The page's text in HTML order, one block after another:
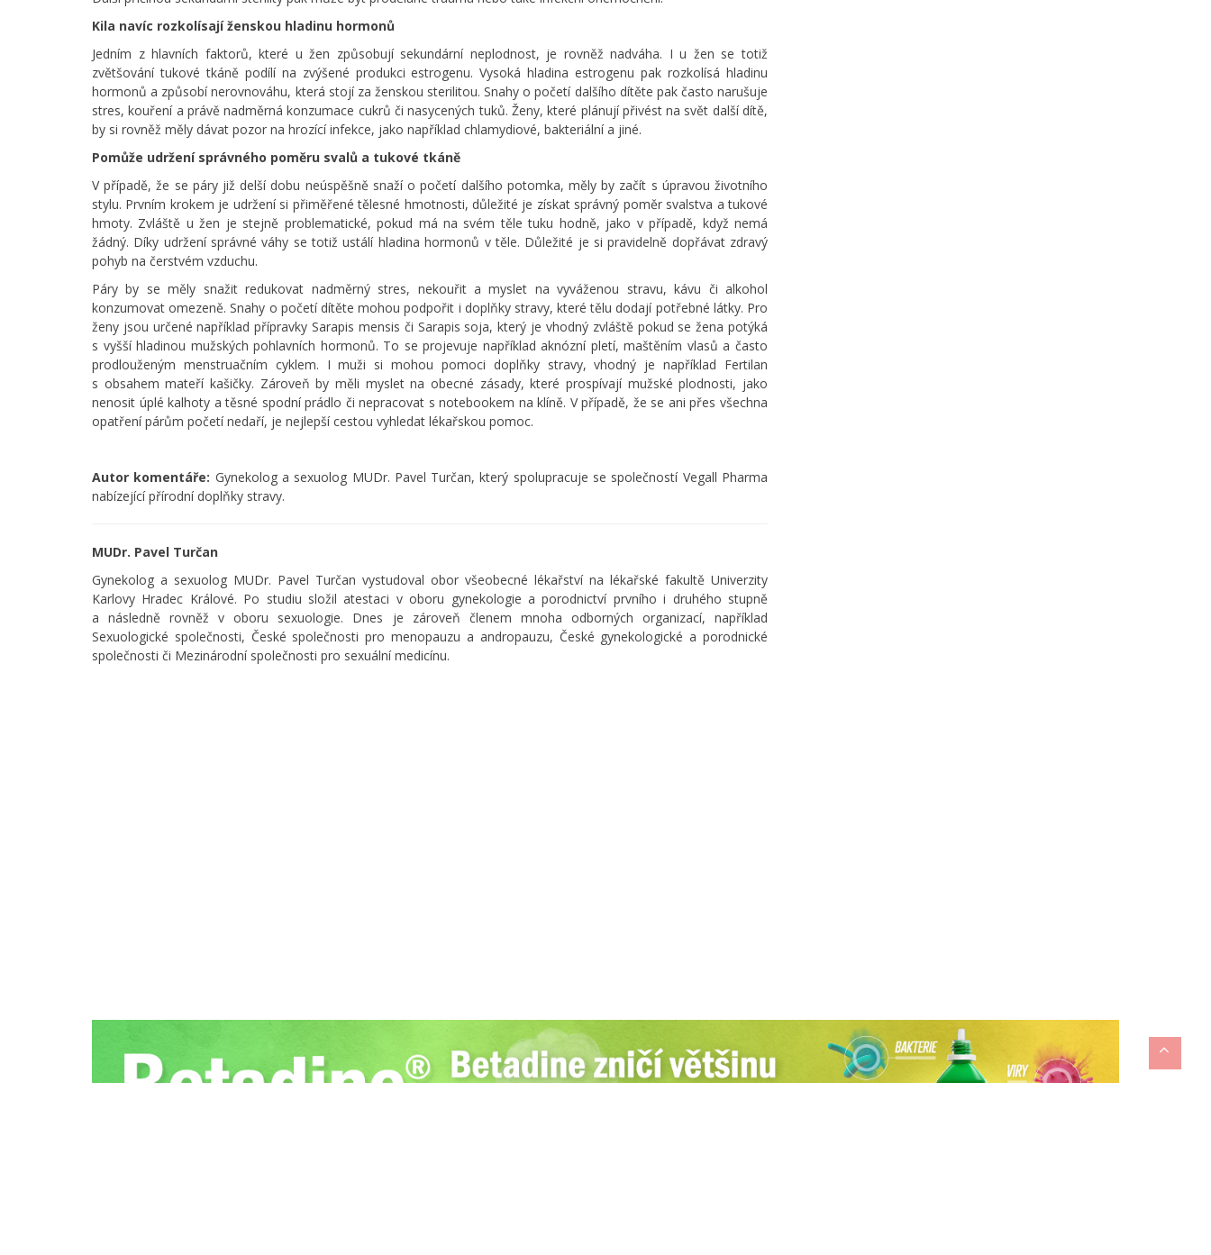
Kila navíc rozkolísají ženskou hladinu hormonů
Jedním z hlavních faktorů, které u žen způsobují sekundární neplodnost, je rovněž nadváha. I u žen se totiž
zvětšování tukové tkáně podílí na zvýšené produkci estrogenu. Vysoká hladina estrogenu pak rozkolísá hladinu
hormonů a způsobí nerovnováhu, která stojí za ženskou sterilitou. Snahy o početí dalšího dítěte pak často narušuje
stres, kouření a právě nadměrná konzumace cukrů či nasycených tuků. Ženy, které plánují přivést na svět další dítě,
by si rovněž měly dávat pozor na hrozící infekce, jako například chlamydiové, bakteriální a jiné.
Pomůže udržení správného poměru svalů a tukové tkáně
V případě, že se páry již delší dobu neúspěšně snaží o početí dalšího potomka, měly by začít s úpravou životního
stylu. Prvním krokem je udržení si přiměřené tělesné hmotnosti, důležité je získat správný poměr svalstva a tukové
hmoty. Zvláště u žen je stejně problematické, pokud má na svém těle tuku hodně, jako v případě, když nemá
žádný. Díky udržení správné váhy se totiž ustálí hladina hormonů v těle. Důležité je si pravidelně dopřávat zdravý
pohyb na čerstvém vzduchu.
Páry by se měly snažit redukovat nadměrný stres, nekouřit a myslet na vyváženou stravu, kávu či alkohol
konzumovat omezeně. Snahy o početí dítěte mohou podpořit i doplňky stravy, které tělu dodají potřebné látky. Pro
ženy jsou určené například přípravky Sarapis mensis či Sarapis soja, který je vhodný zvláště pokud se žena potýká
s vyšší hladinou mužských pohlavních hormonů. To se projevuje například aknózní pletí, maštěním vlasů a často
prodlouženým menstruačním cyklem. I muži si mohou pomoci doplňky stravy, vhodný je například Fertilan
s obsahem mateří kašičky. Zároveň by měli myslet na obecné zásady, které prospívají mužské plodnosti, jako
nenosit úplé kalhoty a těsné spodní prádlo či nepracovat s notebookem na klíně. V případě, že se ani přes všechna
opatření párům početí nedaří, je nejlepší cestou vyhledat lékařskou pomoc.
Autor komentáře: Gynekolog a sexuolog MUDr. Pavel Turčan, který spolupracuje se společností Vegall Pharma
nabízející přírodní doplňky stravy.
MUDr. Pavel Turčan
Gynekolog a sexuolog MUDr. Pavel Turčan vystudoval obor všeobecné lékařství na lékařské fakultě Univerzity
Karlovy Hradec Králové. Po studiu složil atestaci v oboru gynekologie a porodnictví prvního i druhého stupně
a následně rovněž v oboru sexuologie. Dnes je zároveň členem mnoha odborných organizací, například
Sexuologické společnosti, České společnosti pro menopauzu a andropauzu, České gynekologické a porodnické
společnosti či Mezinárodní společnosti pro sexuální medicínu.